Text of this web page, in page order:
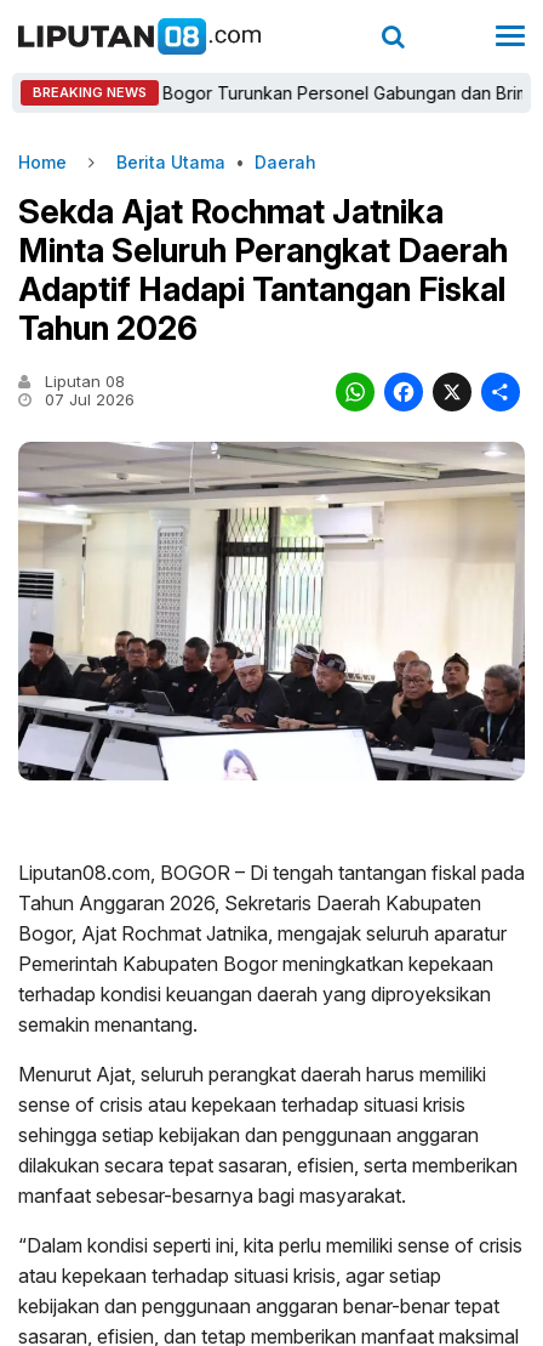
BREAKING NEWS
Kapolres Bogor Turunkan Personel Gabungan dan Brimob,
Home Berita Utama • Daerah
Sekda Ajat Rochmat Jatnika
Minta Seluruh Perangkat Daerah
Adaptif Hadapi Tantangan Fiskal
Tahun 2026
Liputan 08
07 Jul 2026
X
Liputan08.com, BOGOR – Di tengah tantangan fiskal pada
Tahun Anggaran 2026, Sekretaris Daerah Kabupaten
Bogor, Ajat Rochmat Jatnika, mengajak seluruh aparatur
Pemerintah Kabupaten Bogor meningkatkan kepekaan
terhadap kondisi keuangan daerah yang diproyeksikan
semakin menantang.
Menurut Ajat, seluruh perangkat daerah harus memiliki
sense of crisis atau kepekaan terhadap situasi krisis
sehingga setiap kebijakan dan penggunaan anggaran
dilakukan secara tepat sasaran, efisien, serta memberikan
manfaat sebesar-besarnya bagi masyarakat.
“Dalam kondisi seperti ini, kita perlu memiliki sense of crisis
atau kepekaan terhadap situasi krisis, agar setiap
kebijakan dan penggunaan anggaran benar-benar tepat
sasaran, efisien, dan tetap memberikan manfaat maksimal